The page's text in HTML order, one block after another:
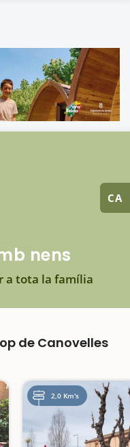
CA
nens
a tota la família
de Canovelles
2,0 Km's